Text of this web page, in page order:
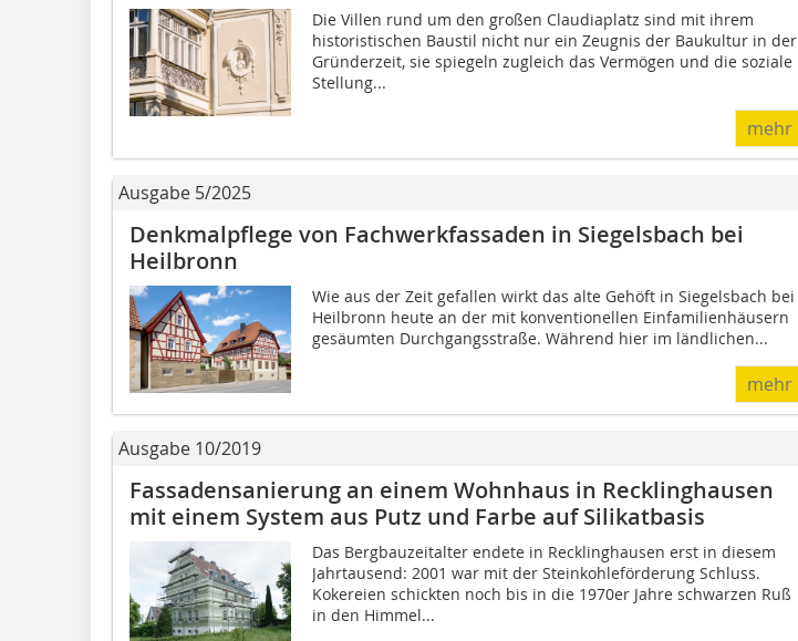
Die Villen rund um den großen Claudiaplatz sind mit ihrem
historistischen Baustil nicht nur ein Zeugnis der Baukultur in der
Gründerzeit, sie spiegeln zugleich das Vermögen und die soziale
Stellung...
mehr
Ausgabe 5/2025
Denkmalpflege von Fachwerkfassaden in Siegelsbach bei
Heilbronn
Wie aus der Zeit gefallen wirkt das alte Gehöft in ­Siegelsbach bei
Heilbronn heute an der mit konven­tionellen Einfamilienhäusern
gesäumten Durch­gangsstraße. Während hier im ländlichen...
mehr
Ausgabe 10/2019
Fassadensanierung an einem Wohnhaus in Recklinghausen
mit einem System aus Putz und Farbe auf Silikatbasis
Das Bergbauzeitalter endete in Recklinghausen erst in diesem
Jahrtausend: 2001 war mit der Steinkohleförderung Schluss.
Kokereien schickten noch bis in die 1970er Jahre schwarzen Ruß
in den Himmel...